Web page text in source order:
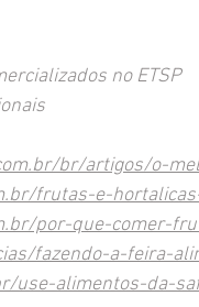
no ETSP
br/artigos/o-
frutas-e-
por-que-comer-
fazendo-a-feira-
use-alimentos-da-